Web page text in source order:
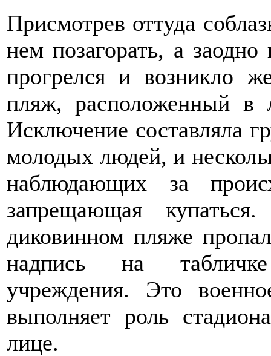
Присмотрев оттуда
нем позагорать, а
прогрелся и возникло
пляж, расположенный в
Исключение составляла
молодых людей, и
наблюдающих за
запрещающая
диковинном пляже
надпись на
учреждения. Это
выполняет роль
лице.